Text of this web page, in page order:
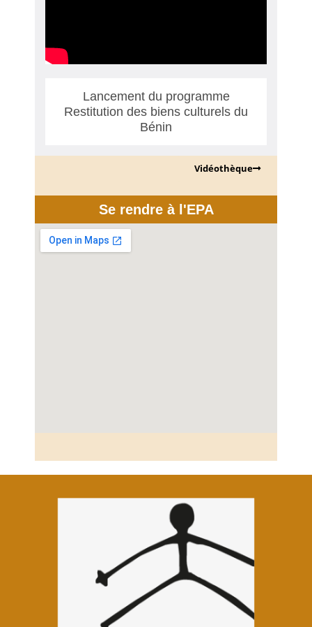
Lancement du programme
Restitution des biens culturels du
Bénin
Vidéothèque
Se rendre à l'EPA